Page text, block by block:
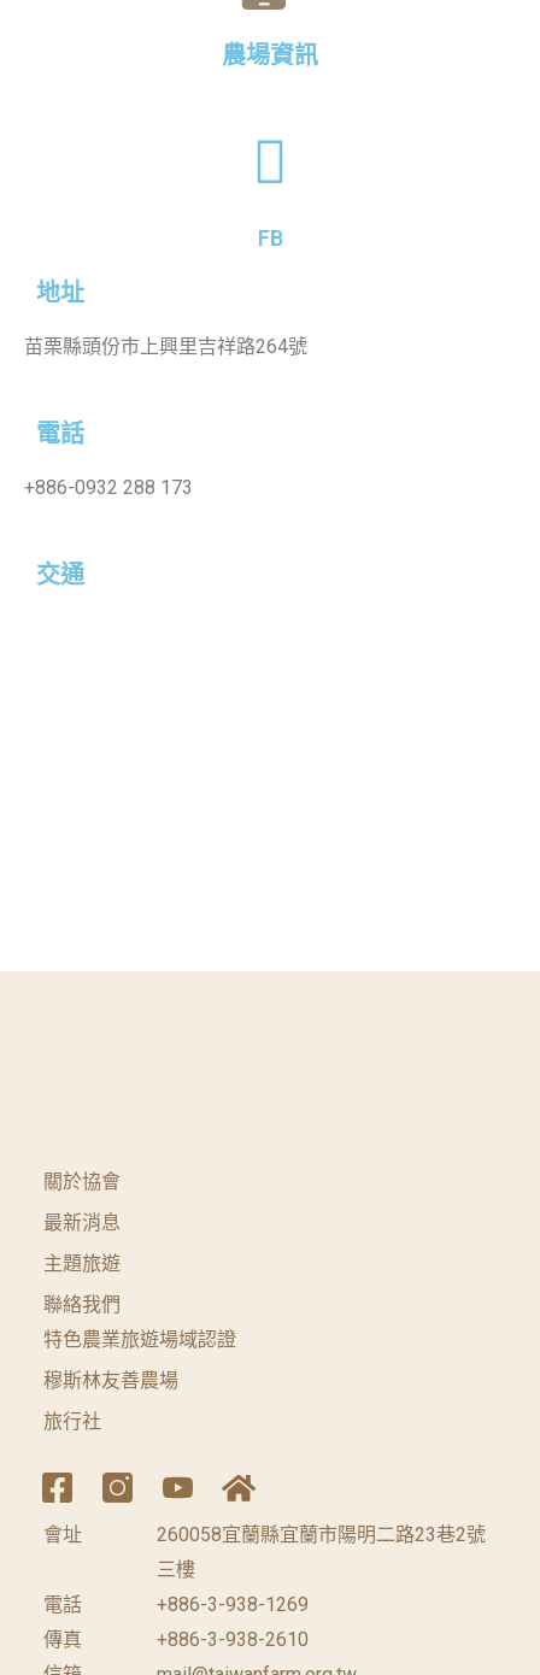
農場資訊
電話
+886-0932 288 173
地址
苗栗縣頭份市上興里吉祥路264號
FB
交通
關於協會
最新消息
主題旅遊
聯絡我們
特色農業旅遊場域認證
穆斯林友善農場
旅行社
會址
260058宜蘭縣宜蘭市陽明二路23巷2號
三樓
電話
+886-3-938-1269
傳真
+886-3-938-2610